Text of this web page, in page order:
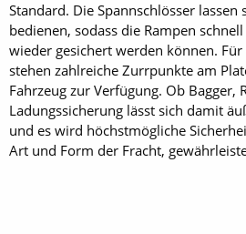
Standard. Die Spannschlösser lassen
bedienen, sodass die Rampen
wieder gesichert werden können.
stehen zahlreiche Zurrpunkte am
Fahrzeug zur Verfügung. Ob Bagger,
Ladungssicherung lässt sich damit
und es wird höchstmögliche
Art und Form der Fracht,